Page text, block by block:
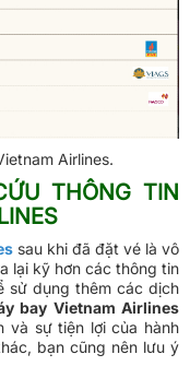
Airlines.
THÔNG TIN
sau khi đã đặt vé là vô
lại kỹ hơn các thông tin
sử dụng thêm các dịch
bay Vietnam Airlines
và sự tiện lợi của hành
bạn cũng nên lưu ý